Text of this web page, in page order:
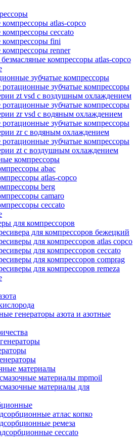
компрессоры atlas-copco
компрессоры ceccato
компрессоры fini
компрессоры renner
компрессоры atlas-copco
зубчатые компрессоры
ротационные зубчатые компрессоры
zt vsd с воздушным охлаждением
ротационные зубчатые компрессоры
zr vsd с водяным охлаждением
ротационные зубчатые компрессоры
zr с водяным охлаждением
ротационные зубчатые компрессоры
zt с воздушным охлаждением
компрессоры
abac
atlas-copco
berg
camaro
ceccato
для компрессоров
для компрессоров бежецкий
для компрессоров atlas copco
для компрессоров ceccato
для компрессоров comprag
для компрессоров remeza
генераторы азота и азотные
материалы
материалы mpmoil
материалы для
атлас копко
ремеза
ceccato